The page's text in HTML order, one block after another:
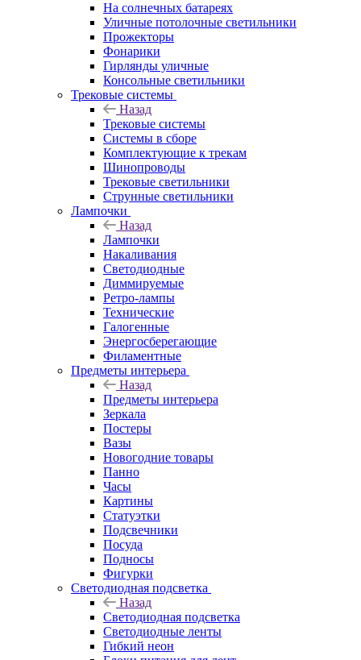
На солнечных батареях
Уличные потолочные светильники
Прожекторы
Фонарики
Гирлянды уличные
Консольные светильники
Трековые системы
Назад
Трековые системы
Системы в сборе
Комплектующие к трекам
Шинопроводы
Трековые светильники
Струнные светильники
Лампочки
Назад
Лампочки
Накаливания
Светодиодные
Диммируемые
Ретро-лампы
Технические
Галогенные
Энергосберегающие
Филаментные
Предметы интерьера
Назад
Предметы интерьера
Зеркала
Постеры
Вазы
Новогодние товары
Панно
Часы
Картины
Статуэтки
Подсвечники
Посуда
Подносы
Фигурки
Светодиодная подсветка
Назад
Светодиодная подсветка
Светодиодные ленты
Гибкий неон